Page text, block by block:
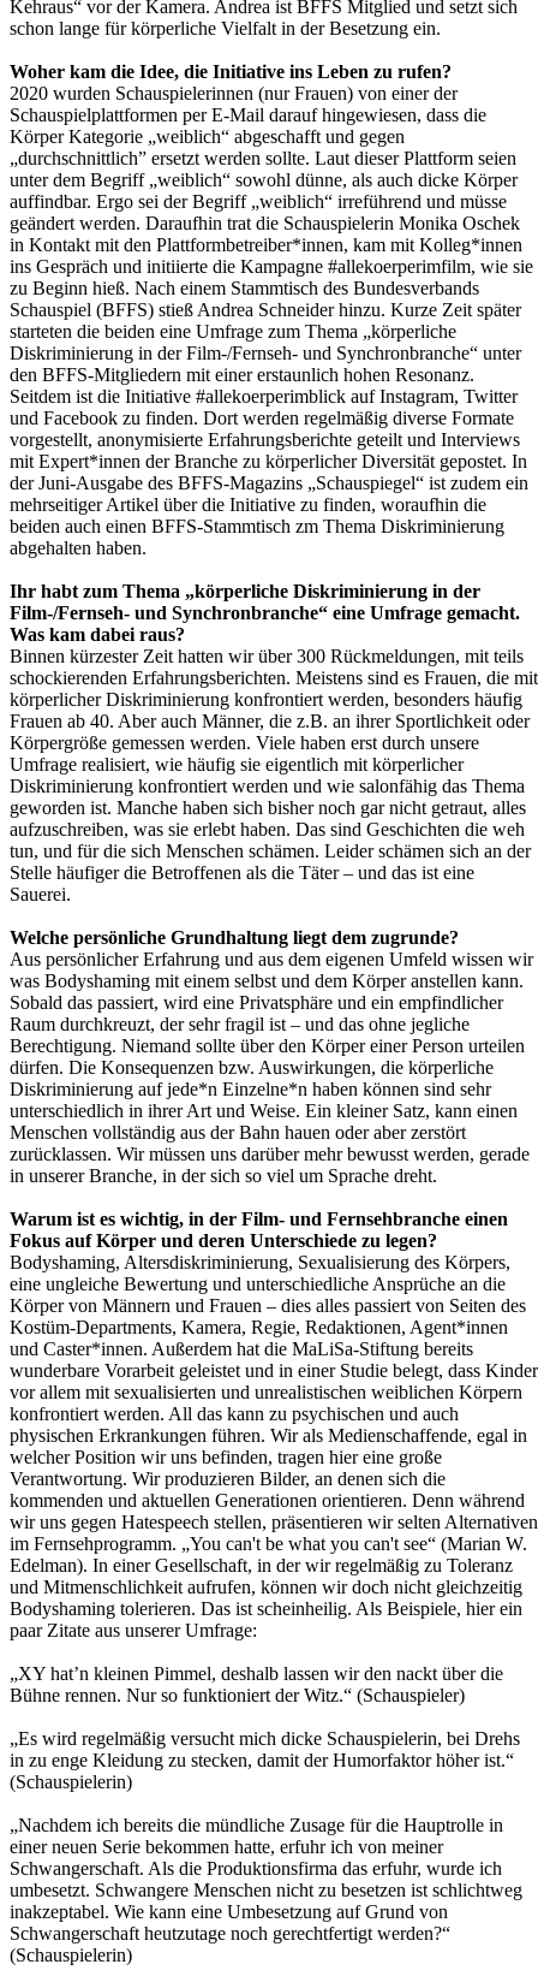
Kehraus“ vor der Kamera. Andrea ist BFFS Mitglied und setzt sich
schon lange für körperliche Vielfalt in der Besetzung ein.
Woher kam die Idee, die Initiative ins Leben zu rufen?
2020 wurden Schauspielerinnen (nur Frauen) von einer der
Schauspielplattformen per E-Mail darauf hingewiesen, dass die
Körper Kategorie „weiblich“ abgeschafft und gegen
„durchschnittlich” ersetzt werden sollte. Laut dieser Plattform seien
unter dem Begriff „weiblich“ sowohl dünne, als auch dicke Körper
auffindbar. Ergo sei der Begriff „weiblich“ irreführend und müsse
geändert werden. Daraufhin trat die Schauspielerin Monika Oschek
in Kontakt mit den Plattformbetreiber*innen, kam mit Kolleg*innen
ins Gespräch und initiierte die Kampagne #allekoerperimfilm, wie sie
zu Beginn hieß. Nach einem Stammtisch des Bundesverbands
Schauspiel (BFFS) stieß Andrea Schneider hinzu. Kurze Zeit später
starteten die beiden eine Umfrage zum Thema „körperliche
Diskriminierung in der Film-/Fernseh- und Synchronbranche“ unter
den BFFS-Mitgliedern mit einer erstaunlich hohen Resonanz.
Seitdem ist die Initiative #allekoerperimblick auf Instagram, Twitter
und Facebook zu finden. Dort werden regelmäßig diverse Formate
vorgestellt, anonymisierte Erfahrungsberichte geteilt und Interviews
mit Expert*innen der Branche zu körperlicher Diversität gepostet. In
der Juni-Ausgabe des BFFS-Magazins „Schauspiegel“ ist zudem ein
mehrseitiger Artikel über die Initiative zu finden, woraufhin die
beiden auch einen BFFS-Stammtisch zm Thema Diskriminierung
abgehalten haben.
Ihr habt zum Thema „körperliche Diskriminierung in der
Film-/Fernseh- und Synchronbranche“ eine Umfrage gemacht.
Was kam dabei raus?
Binnen kürzester Zeit hatten wir über 300 Rückmeldungen, mit teils
schockierenden Erfahrungsberichten. Meistens sind es Frauen, die mit
körperlicher Diskriminierung konfrontiert werden, besonders häufig
Frauen ab 40. Aber auch Männer, die z.B. an ihrer Sportlichkeit oder
Körpergröße gemessen werden. Viele haben erst durch unsere
Umfrage realisiert, wie häufig sie eigentlich mit körperlicher
Diskriminierung konfrontiert werden und wie salonfähig das Thema
geworden ist. Manche haben sich bisher noch gar nicht getraut, alles
aufzuschreiben, was sie erlebt haben. Das sind Geschichten die weh
tun, und für die sich Menschen schämen. Leider schämen sich an der
Stelle häufiger die Betroffenen als die Täter – und das ist eine
Sauerei.
Welche persönliche Grundhaltung liegt dem zugrunde?
Aus persönlicher Erfahrung und aus dem eigenen Umfeld wissen wir
was Bodyshaming mit einem selbst und dem Körper anstellen kann.
Sobald das passiert, wird eine Privatsphäre und ein empfindlicher
Raum durchkreuzt, der sehr fragil ist – und das ohne jegliche
Berechtigung. Niemand sollte über den Körper einer Person urteilen
dürfen. Die Konsequenzen bzw. Auswirkungen, die körperliche
Diskriminierung auf jede*n Einzelne*n haben können sind sehr
unterschiedlich in ihrer Art und Weise. Ein kleiner Satz, kann einen
Menschen vollständig aus der Bahn hauen oder aber zerstört
zurücklassen. Wir müssen uns darüber mehr bewusst werden, gerade
in unserer Branche, in der sich so viel um Sprache dreht.
Warum ist es wichtig, in der Film- und Fernsehbranche einen
Fokus auf Körper und deren Unterschiede zu legen?
Bodyshaming, Altersdiskriminierung, Sexualisierung des Körpers,
eine ungleiche Bewertung und unterschiedliche Ansprüche an die
Körper von Männern und Frauen – dies alles passiert von Seiten des
Kostüm-Departments, Kamera, Regie, Redaktionen, Agent*innen
und Caster*innen. Außerdem hat die MaLiSa-Stiftung bereits
wunderbare Vorarbeit geleistet und in einer Studie belegt, dass Kinder
vor allem mit sexualisierten und unrealistischen weiblichen Körpern
konfrontiert werden. All das kann zu psychischen und auch
physischen Erkrankungen führen. Wir als Medienschaffende, egal in
welcher Position wir uns befinden, tragen hier eine große
Verantwortung. Wir produzieren Bilder, an denen sich die
kommenden und aktuellen Generationen orientieren. Denn während
wir uns gegen Hatespeech stellen, präsentieren wir selten Alternativen
im Fernsehprogramm. „You can't be what you can't see“ (Marian W.
Edelman). In einer Gesellschaft, in der wir regelmäßig zu Toleranz
und Mitmenschlichkeit aufrufen, können wir doch nicht gleichzeitig
Bodyshaming tolerieren. Das ist scheinheilig. Als Beispiele, hier ein
paar Zitate aus unserer Umfrage:
„XY hat’n kleinen Pimmel, deshalb lassen wir den nackt über die
Bühne rennen. Nur so funktioniert der Witz.“ (Schauspieler)
„Es wird regelmäßig versucht mich dicke Schauspielerin, bei Drehs
in zu enge Kleidung zu stecken, damit der Humorfaktor höher ist.“
(Schauspielerin)
„Nachdem ich bereits die mündliche Zusage für die Hauptrolle in
einer neuen Serie bekommen hatte, erfuhr ich von meiner
Schwangerschaft. Als die Produktionsfirma das erfuhr, wurde ich
umbesetzt. Schwangere Menschen nicht zu besetzen ist schlichtweg
inakzeptabel. Wie kann eine Umbesetzung auf Grund von
Schwangerschaft heutzutage noch gerechtfertigt werden?“
(Schauspielerin)